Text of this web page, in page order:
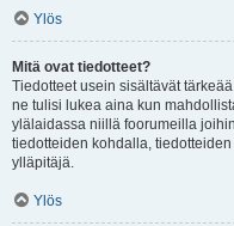
Ylös
Mitä ovat tiedotteet?
Tiedotteet usein sisältävät
ne tulisi lukea aina kun
ylälaidassa niillä foorumeilla
tiedotteiden kohdalla,
ylläpitäjä.
Ylös